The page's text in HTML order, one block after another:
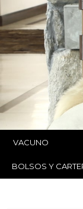
VACUNO
BOLSOS Y